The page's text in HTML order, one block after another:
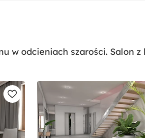
w odcieniach szarości. Salon